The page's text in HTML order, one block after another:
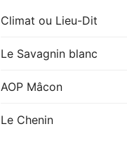
Climat ou Lieu-Dit
Le Savagnin blanc
AOP Mâcon
Le Chenin